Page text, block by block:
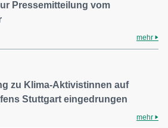
Pressemitteilung vom
mehr
zu Klima-Aktivistinnen auf
Stuttgart eingedrungen
mehr